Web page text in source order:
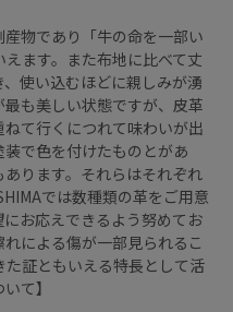
物であり「牛の命を一部い
ます。また布地に比べて丈
使い込むほどに親しみが湧
も美しい状態ですが、皮革
て行くにつれて味わいが出
で色を付けたものとがあ
ります。それらはそれぞれ
では数種類の革をご用意
お応えできるよう努めてお
による傷が一部見られるこ
証ともいえる特長として活
て】